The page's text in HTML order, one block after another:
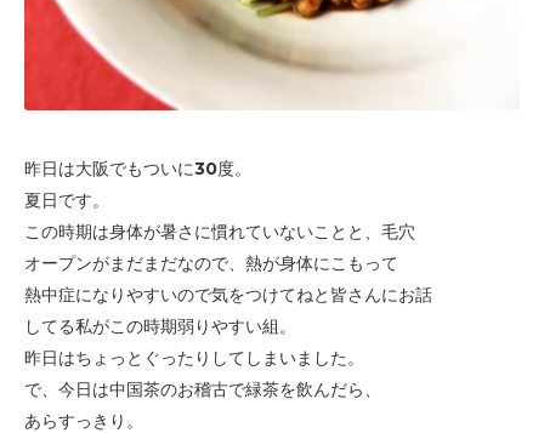
昨日は大阪でもついに30度。
夏日です。
この時期は身体が暑さに慣れていないことと、毛穴
オープンがまだまだなので、 熱が身体にこもって
熱中症になりやすいので気をつけてねと 皆さんにお話
してる私がこの時期弱りやすい組。
昨日はちょっとぐったりしてしまいました。
で、今日は中国茶のお稽古で緑茶を飲んだら、
あらすっきり。